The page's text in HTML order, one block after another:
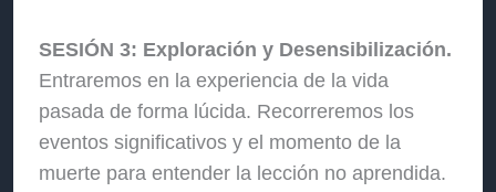
SESIÓN 3: Exploración y Desensibilización.
Entraremos en la experiencia de la vida
pasada de forma lúcida. Recorreremos los
eventos significativos y el momento de la
muerte para entender la lección no aprendida.